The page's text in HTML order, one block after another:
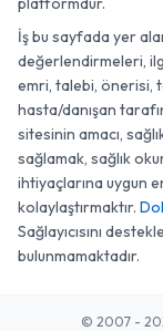
İş bu sayfada yer
değerlendirmeleri,
emri, talebi, önerisi,
hasta/danışan
sitesinin amacı,
sağlamak, sağlık
ihtiyaçlarına uygun
kolaylaştırmaktır.
Sağlayıcısını
bulunmamaktadır.
© 2007 -